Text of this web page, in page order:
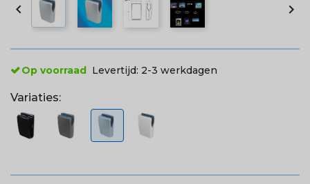
 
Op voorraad Levertijd: 2-3 werkdagen
Variaties: